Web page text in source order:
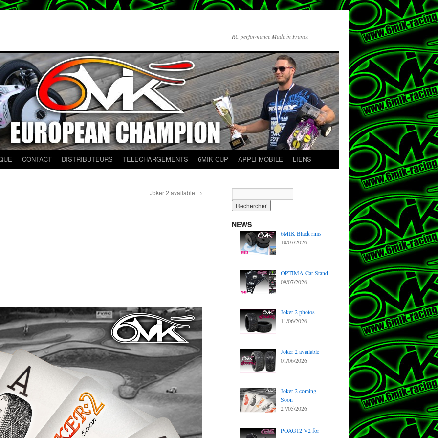
RC performance Made in France
CONTACT DISTRIBUTEURS TELECHARGEMENTS 6MIK CUP APPLI-MOBILE LIENS
Joker 2 available →
NEWS
6MIK Black rims
10/07/2026
OPTIMA Car Stand
09/07/2026
Joker 2 photos
11/06/2026
Joker 2 available
01/06/2026
Joker 2 coming
Soon
27/05/2026
POAG12 V2 for